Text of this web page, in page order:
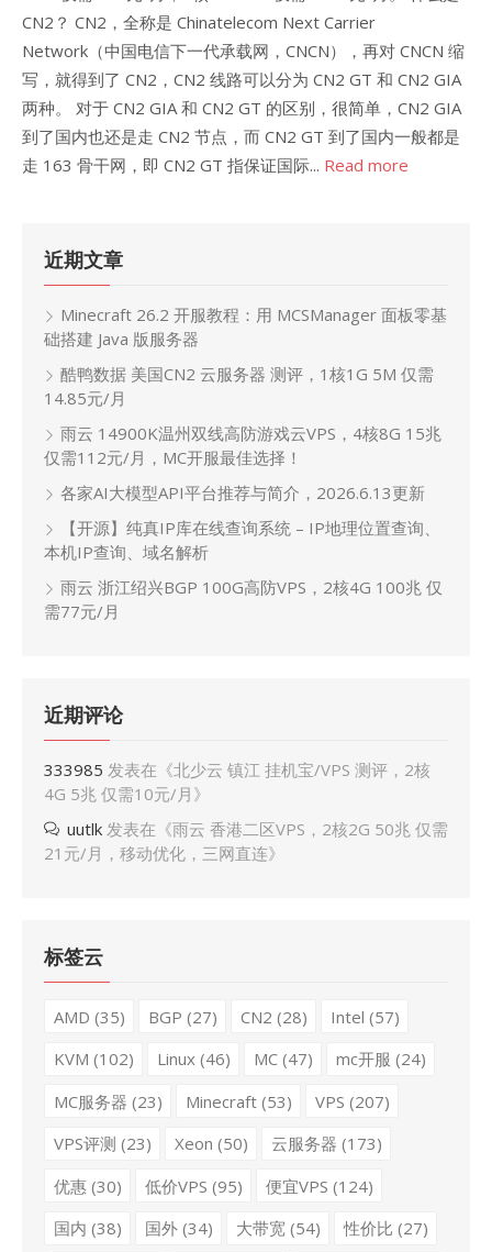
CN2？ CN2，全称是 Chinatelecom Next Carrier
Network（中国电信下一代承载网，CNCN），再对 CNCN 缩
写，就得到了 CN2，CN2 线路可以分为 CN2 GT 和 CN2 GIA
两种。 对于 CN2 GIA 和 CN2 GT 的区别，很简单，CN2 GIA
到了国内也还是走 CN2 节点，而 CN2 GT 到了国内一般都是
走 163 骨干网，即 CN2 GT 指保证国际... Read more
近期文章
Minecraft 26.2 开服教程：用 MCSManager 面板零基
础搭建 Java 版服务器
酷鸭数据 美国CN2 云服务器 测评，1核1G 5M 仅需
14.85元/月
雨云 14900K温州双线高防游戏云VPS，4核8G 15兆
仅需112元/月，MC开服最佳选择！
各家AI大模型API平台推荐与简介，2026.6.13更新
【开源】纯真IP库在线查询系统 – IP地理位置查询、
本机IP查询、域名解析
雨云 浙江绍兴BGP 100G高防VPS，2核4G 100兆 仅
需77元/月
近期评论
333985 发表在《北少云 镇江 挂机宝/VPS 测评，2核
4G 5兆 仅需10元/月 》
uutlk 发表在《雨云 香港二区VPS，2核2G 50兆 仅需
21元/月，移动优化，三网直连》
标签云
AMD (35) BGP (27) CN2 (28) Intel (57)
KVM (102) Linux(46) MC(47) mc开服 (24)
MC服务器 (23) Minecraft(53) VPS (207)
VPS评测 (23) Xeon (50) 云服务器 (173)
优惠(30) 低价VPS (95) 便宜VPS (124)
国内 (38) 国外(34) 大带宽(54) 性价比 (27)